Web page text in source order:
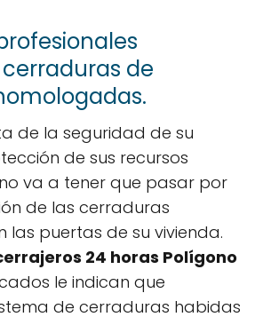
de
de la seguridad de su
de sus recursos
va a tener que pasar por
de las cerraduras
las puertas de su vivienda.
24 horas Polígono
le indican que
de cerraduras habidas